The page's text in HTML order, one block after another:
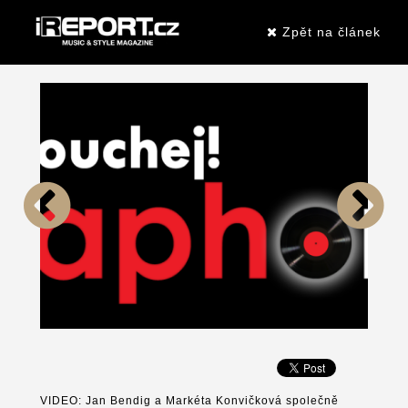
Zpět na článek
VIDEO: Jan Bendig a Markéta Konvičková společně